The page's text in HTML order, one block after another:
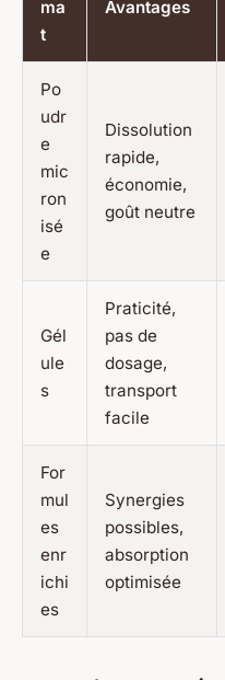
ma
t
Avantages
Po
udr
e
mic
ron
isé
e
Dissolution
rapide,
économie,
goût neutre
Gél
ule
s
Praticité,
pas de
dosage,
transport
facile
For
mul
es
enr
ichi
es
Synergies
possibles,
absorption
optimisée